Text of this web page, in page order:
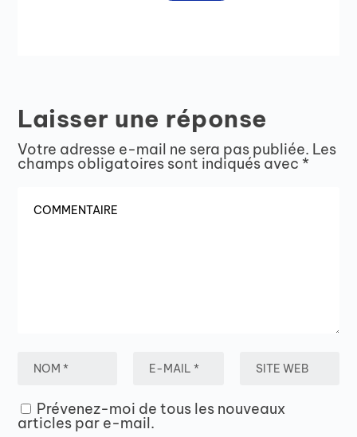
Laisser une réponse
Votre adresse e-mail ne sera pas publiée. Les
champs obligatoires sont indiqués avec *
Prévenez-moi de tous les nouveaux
articles par e-mail.